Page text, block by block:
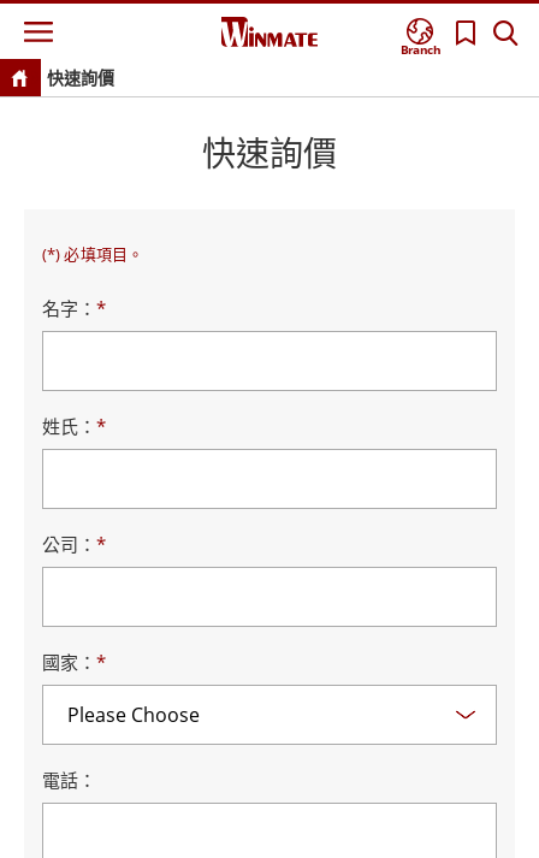
Branch
快速詢價
快速詢價
(*) 必填項目。
名字：*
姓氏：*
公司：*
國家：*
電話：